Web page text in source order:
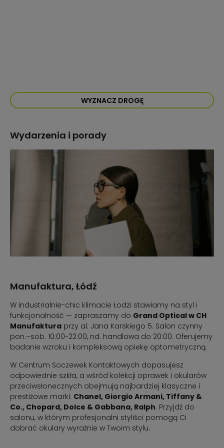
WYZNACZ DROGĘ
Wydarzenia i porady
Manufaktura, Łódź
W industrialnie-chic klimacie Łodzi stawiamy na styl i
funkcjonalność — zapraszamy do Grand Optical w CH
Manufaktura przy al. Jana Karskiego 5. Salon czynny
pon.–sob. 10:00-22:00, nd. handlowa do 20:00. Oferujemy
badanie wzroku i kompleksową opiekę optometryczną.
W Centrum Soczewek Kontaktowych dopasujesz
odpowiednie szkła, a wśród kolekcji oprawek i okularów
przeciwsłonecznych obejmują najbardziej klasyczne i
prestiżowe marki: Chanel, Giorgio Armani, Tiffany &
Co., Chopard, Dolce & Gabbana, Ralph. Przyjdź do
salonu, w którym profesjonalni styliści pomogą Ci
dobrać okulary wyraźnie w Twoim stylu.